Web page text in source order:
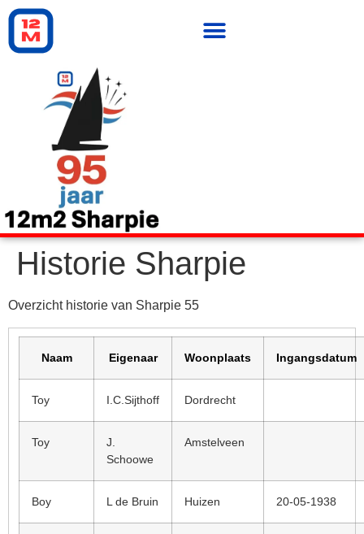
Historie Sharpie
Overzicht historie van Sharpie 55
Naam Eigenaar Woonplaats Ingangsdatum
Toy I.C.Sijthoff Dordrecht
Toy
J.
Schoowe
Amstelveen
Boy L de Bruin Huizen 20-05-1938